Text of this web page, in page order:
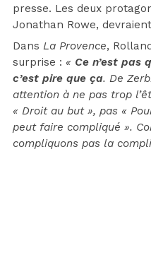
presse. Les deux
Jonathan Rowe,
Dans La Provence,
surprise : « Ce n’est pas
c’est pire que ça. De
attention à ne pas trop
« Droit au but », pas «
peut faire compliqué ».
compliquons pas la